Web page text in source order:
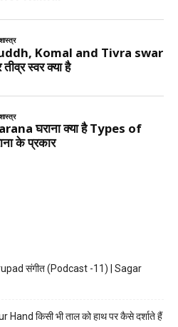
संगीत (Podcast -11) | Sagar
किसी भी ताल को हाथ पर कैसे दर्शाते हैं